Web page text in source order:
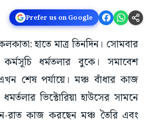
Prefer us on Google
হাতে মাত্র তিনদিন। সোমবার
ধর্মতলার বুকে। সমাবেশ
এখন শেষ পর্যায়ে। মঞ্চ বাঁধার কাজ
ভিক্টোরিয়া হাউসের সামনে
রাত কাজ করছেন মঞ্চ তৈরি এবং